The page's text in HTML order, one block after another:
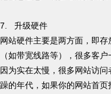
7. 升级硬件
网站硬件主要是两方面，即
（如带宽线路等），很多客
因为实在太慢，很多网站访
躁的年代，如果你的网站首